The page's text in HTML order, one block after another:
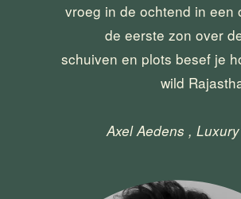
vroeg in de ochtend in een
de eerste zon over
schuiven en plots besef je
wild
Axel Aedens ,